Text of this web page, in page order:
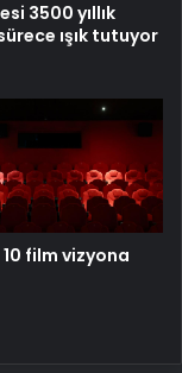
3500 yıllık
ışık tutuyor
film vizyona